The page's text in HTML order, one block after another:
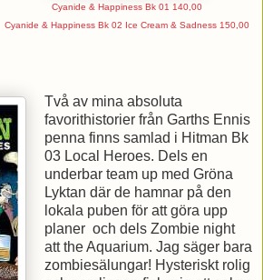
Cyanide & Happiness Bk 01 140,00
Cyanide & Happiness Bk 02 Ice Cream & Sadness 150,00
Två av mina absoluta
favorithistorier från Garths Ennis
penna finns samlad i Hitman Bk
03 Local Heroes. Dels en
underbar team up med Gröna
Lyktan där de hamnar på den
lokala puben för att göra upp
planer och dels Zombie night
att the Aquarium. Jag säger bara
zombiesälungar! Hysteriskt rolig